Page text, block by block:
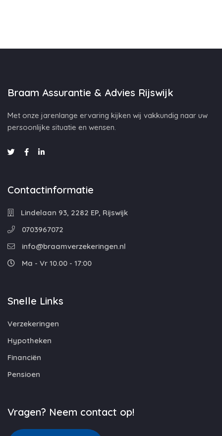
Braam Assurantie & Advies Rijswijk
Met onze jarenlange ervaring kijken wij vakkundig naar uw
persoonlijke situatie en wensen.
Contactinformatie
Lindelaan 93, 2282 EP, Rijswijk
0703967072
info@braamverzekeringen.nl
Ma - Vr 10.00 - 17:00
Snelle Links
Verzekeringen
Hypotheken
Financiën
Pensioen
Vragen? Neem contact op!